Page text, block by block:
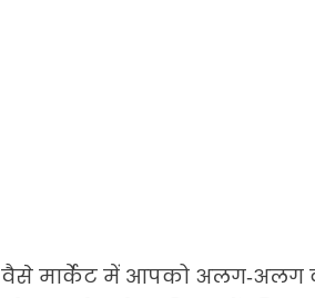
वैसे मार्केट में आपको अलग-अलग